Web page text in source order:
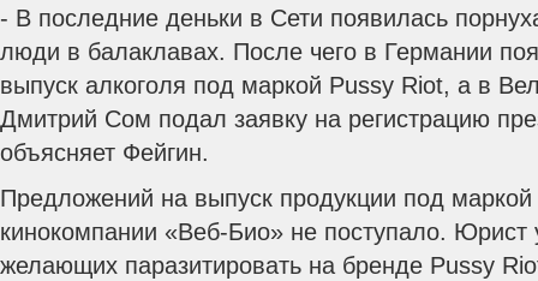
- В последние деньки в Сети появилась
люди в балаклавах. После чего в Германии
выпуск алкоголя под маркой Pussy Riot, а в
Дмитрий Сом подал заявку на регистрацию
объясняет Фейгин.
Предложений на выпуск продукции под
кинокомпании «Веб-Био» не поступало. Юрист
желающих паразитировать на бренде Pussy